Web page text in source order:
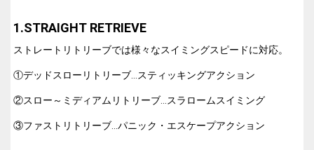
1.STRAIGHT RETRIEVE
ストレートリトリーブでは様々なスイミングスピードに対応。
①デッドスローリトリーブ…スティッキングアクション
②スロー～ミディアムリトリーブ…スラロームスイミング
③ファストリトリーブ…パニック・エスケープアクション